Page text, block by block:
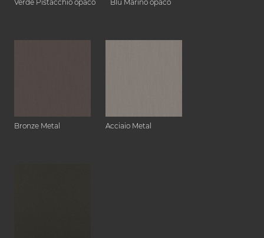
Verde Pistacchio opaco Blu Marino opaco
Bronze Metal Acciaio Metal